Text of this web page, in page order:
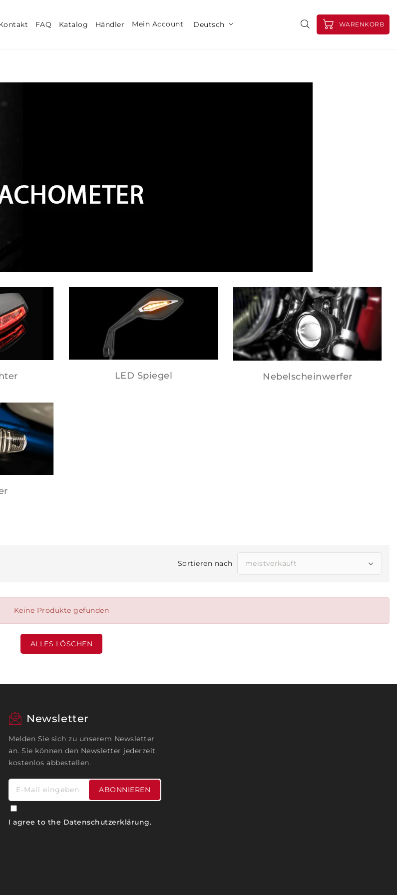
FAQ Katalog Händler Mein Account Deutsch WARENKORB
LED Spiegel Nebelscheinwerfer
Sortieren nach
Keine Produkte gefunden
ALLES LÖSCHEN
Newsletter
Melden Sie sich zu unserem Newsletter
an. Sie können den Newsletter jederzeit
kostenlos abbestellen.
E-Mail eingeben ABONNIEREN
I agree to the Datenschutzerklärung.